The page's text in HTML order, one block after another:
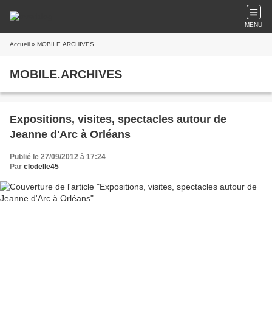
MENU
Accueil » MOBILE.ARCHIVES
MOBILE.ARCHIVES
Expositions, visites, spectacles autour de
Jeanne d'Arc à Orléans
Publié le 27/09/2012 à 17:24
Par clodelle45